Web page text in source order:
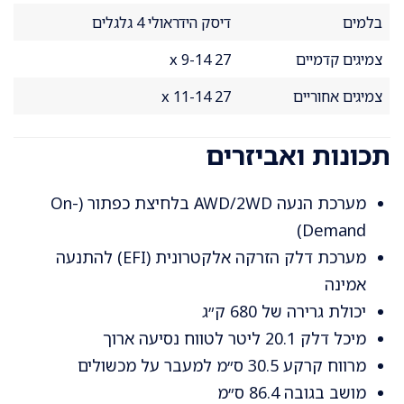
בלמים
דיסק הידראולי 4 גלגלים
צמיגים קדמיים
27 x 9-14
צמיגים אחוריים
27 x 11-14
תכונות ואביזרים
מערכת הנעה AWD/2WD בלחיצת כפתור (On-
Demand)
מערכת דלק הזרקה אלקטרונית (EFI) להתנעה
אמינה
יכולת גרירה של 680 ק״ג
מיכל דלק 20.1 ליטר לטווח נסיעה ארוך
מרווח קרקע 30.5 ס״מ למעבר על מכשולים
מושב בגובה 86.4 ס״מ